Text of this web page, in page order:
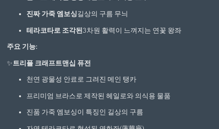
진짜 가죽 엠보싱길상의 구름 무늬
테라코타로 조각된3차원 활력이 느껴지는 연꽃 왕좌
주요 기능:
✨트리플 크래프트맨십 퓨전
천연 광물성 안료로 그려진 메인 탱카
프리미엄 브라스로 제작된 헤일로와 의식용 물품
진품 가죽 엠보싱이 특징인 길상의 구름